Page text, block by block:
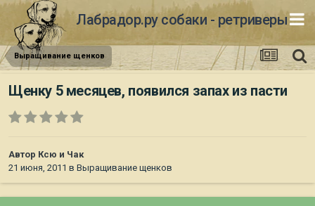
Лабрадор.ру собаки - ретриверы
Выращивание щенков
Щенку 5 месяцев, появился запах из пасти
Автор Ксю и Чак
21 июня, 2011 в Выращивание щенков